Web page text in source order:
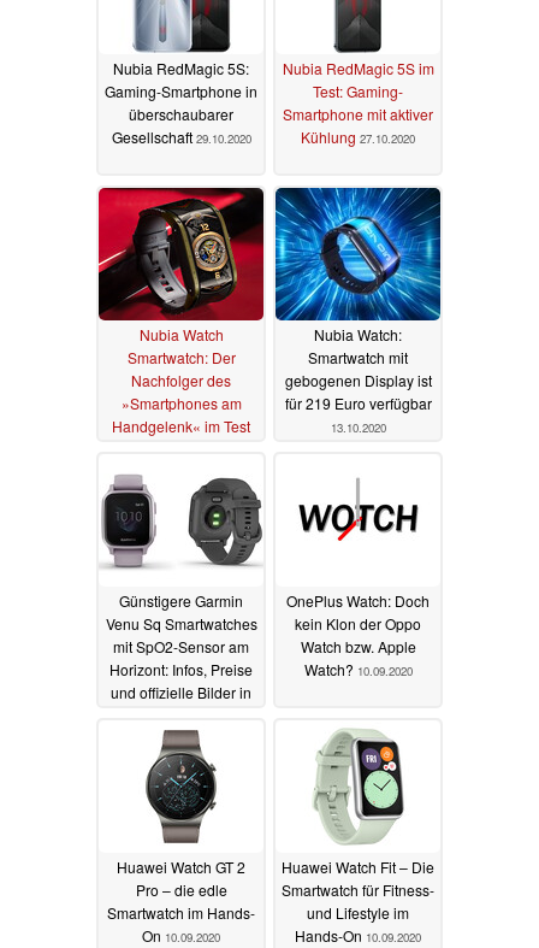
Nubia RedMagic 5S:
Gaming-Smartphone in
überschaubarer
Gesellschaft 29.10.2020
Nubia RedMagic 5S im
Test: Gaming-
Smartphone mit aktiver
Kühlung 27.10.2020
Nubia Watch
Smartwatch: Der
Nachfolger des
»Smartphones am
Handgelenk« im Test
Nubia Watch:
Smartwatch mit
gebogenen Display ist
für 219 Euro verfügbar
13.10.2020
Günstigere Garmin
Venu Sq Smartwatches
mit SpO2-Sensor am
Horizont: Infos, Preise
und offizielle Bilder in
13.09.2020
OnePlus Watch: Doch
kein Klon der Oppo
Watch bzw. Apple
Watch? 10.09.2020
Huawei Watch GT 2
Pro – die edle
Smartwatch im Hands-
On 10.09.2020
Huawei Watch Fit – Die
Smartwatch für Fitness-
und Lifestyle im
Hands-On 10.09.2020